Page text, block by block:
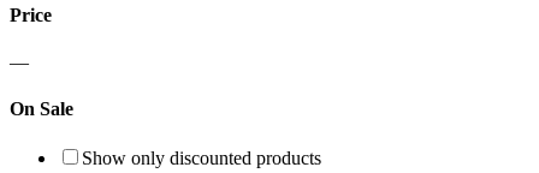
Price
—
On Sale
Show only discounted products